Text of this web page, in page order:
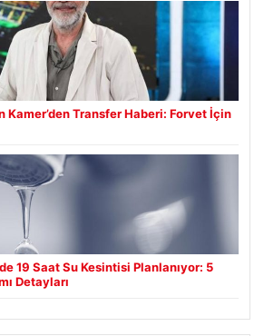
Kamer’den Transfer Haberi: Forvet İçin
19 Saat Su Kesintisi Planlanıyor: 5
Detayları